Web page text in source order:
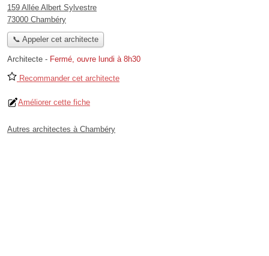
159 Allée Albert Sylvestre
73000 Chambéry
📞 Appeler cet architecte
Architecte - Fermé, ouvre lundi à 8h30
Recommander cet architecte
Améliorer cette fiche
Autres architectes à Chambéry